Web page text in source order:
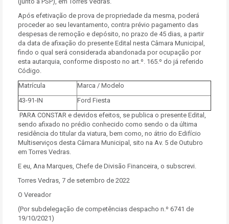
Após efetivação de prova de propriedade da mesma, poderá
proceder ao seu levantamento, contra prévio pagamento das
despesas de remoção e depósito, no prazo de 45 dias, a partir
da data de afixação do presente Edital nesta Câmara Municipal,
findo o qual será considerada abandonada por ocupação por
esta autarquia, conforme disposto no art.º. 165.º do já referido
Código.
Matrícula
Marca / Modelo
43-91-IN
Ford Fiesta
PARA CONSTAR e devidos efeitos, se publica o presente Edital,
sendo afixado no prédio conhecido como sendo o da última
residência do titular da viatura, bem como, no átrio do Edifício
Multiserviços desta Câmara Municipal, sito na Av. 5 de Outubro
em Torres Vedras.
E eu, Ana Marques, Chefe de Divisão Financeira, o subscrevi.
Torres Vedras, 7 de setembro de 2022
O Vereador
(Por subdelegação de competências despacho n.º 6741 de
19/10/2021)